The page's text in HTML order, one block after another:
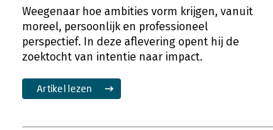
Weegenaar hoe ambities vorm krijgen, vanuit
moreel, persoonlijk en professioneel
perspectief. In deze aflevering opent hij de
zoektocht van intentie naar impact.
Artikel lezen